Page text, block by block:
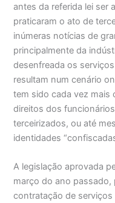
antes da referida lei ser
praticaram o ato de
inúmeras notícias de
principalmente da
desenfreada os
resultam num cenário
tem sido cada vez mais
direitos dos
terceirizados, ou até
identidades
A legislação aprovada
março do ano passado,
contratação de